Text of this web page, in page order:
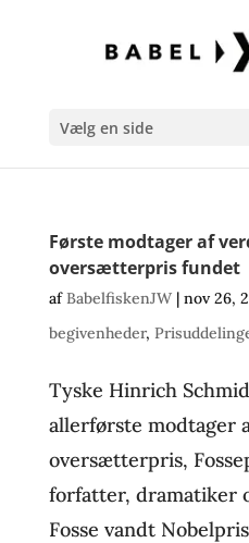
Vælg en side
Første modtager af
oversætterpris fundet
afBabelfiskenJW| nov 26,
begivenheder,
Tyske Hinrich
allerførste modtager
oversætterpris,
forfatter, dramatiker
Fosse vandt